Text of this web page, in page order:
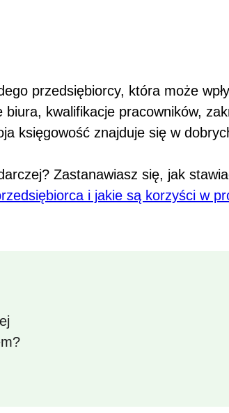
przedsiębiorcy, która może
kwalifikacje pracowników,
księgowość znajduje się w
Zastanawiasz się, jak
i jakie są korzyści w